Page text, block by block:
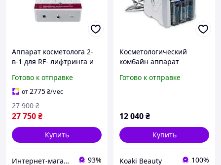
Аппарат косметолога 2-
в-1 для RF- лифтринга и
салоне красоты, клинике
BS-220
Готово к отправке
от2775₴/мес
27 750₴
27 900 ₴
Купить
Интернет-магазин "M-Beauty" 93%
Косметологический
комбайн аппарат
H2O2
Готово к отправке
12 040₴
Купить
Koaki Beauty 100%